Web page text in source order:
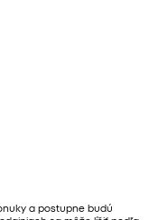
a postupne budú